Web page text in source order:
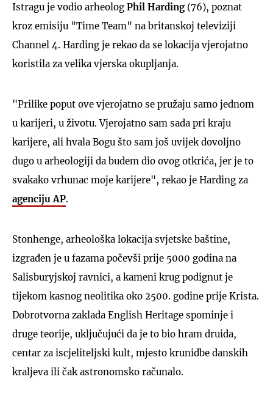
Istragu je vodio arheolog Phil Harding(76), poznat
kroz emisiju "Time Team" na britanskoj televiziji
Channel 4. Harding je rekao da se lokacija vjerojatno
koristila za velika vjerska okupljanja.
"Prilike poput ove vjerojatno se pružaju samo jednom
u karijeri, u životu. Vjerojatno sam sada pri kraju
karijere, ali hvala Bogu što sam još uvijek dovoljno
dugo u arheologiji da budem dio ovog otkrića, jer je to
svakako vrhunac moje karijere", rekao je Harding za
agenciju AP.
Stonhenge, arheološka lokacija svjetske baštine,
izgrađen je u fazama počevši prije 5000 godina na
Salisburyjskoj ravnici, a kameni krug podignut je
tijekom kasnog neolitika oko 2500. godine prije Krista.
Dobrotvorna zaklada English Heritage spominje i
druge teorije, uključujući da je to bio hram druida,
centar za iscjeliteljski kult, mjesto krunidbe danskih
kraljeva ili čak astronomsko računalo.